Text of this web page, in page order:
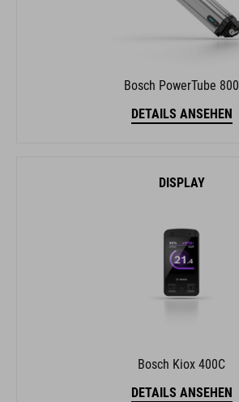
Bosch PowerTube 800
DETAILS ANSEHEN
DISPLAY
Bosch Kiox 400C
DETAILS ANSEHEN